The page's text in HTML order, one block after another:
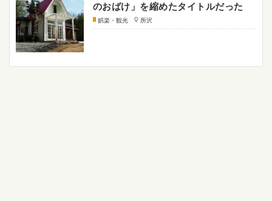
のおばけ」を縮めたタイトルだった
娯楽・観光 所沢